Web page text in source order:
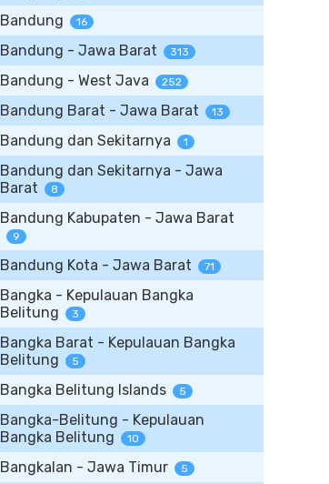
Bandung 16
Bandung - Jawa Barat 313
Bandung - West Java 252
Bandung Barat - Jawa Barat 13
Bandung dan Sekitarnya 1
Bandung dan Sekitarnya - Jawa
Barat
8
Bandung Kabupaten - Jawa Barat
9
Bandung Kota - Jawa Barat 71
Bangka - Kepulauan Bangka
Belitung
3
Bangka Barat - Kepulauan Bangka
Belitung
5
Bangka Belitung Islands 5
Bangka-Belitung - Kepulauan
Bangka Belitung
10
Bangkalan - Jawa Timur 5